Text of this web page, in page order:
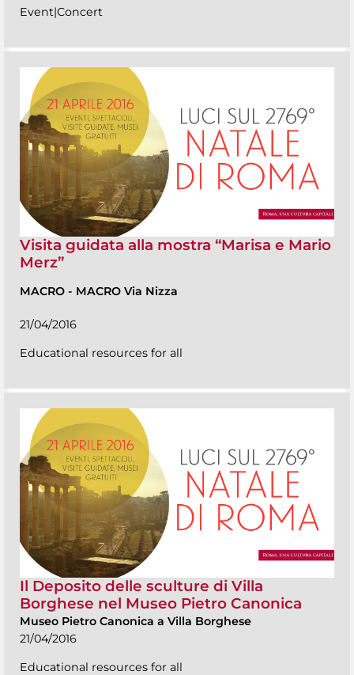
Event|Concert
Visita guidata alla mostra “Marisa e Mario
Merz”
MACRO - MACRO Via Nizza
21/04/2016
Educational resources for all
Il Deposito delle sculture di Villa
Borghese nel Museo Pietro Canonica
Museo Pietro Canonica a Villa Borghese
21/04/2016
Educational resources for all